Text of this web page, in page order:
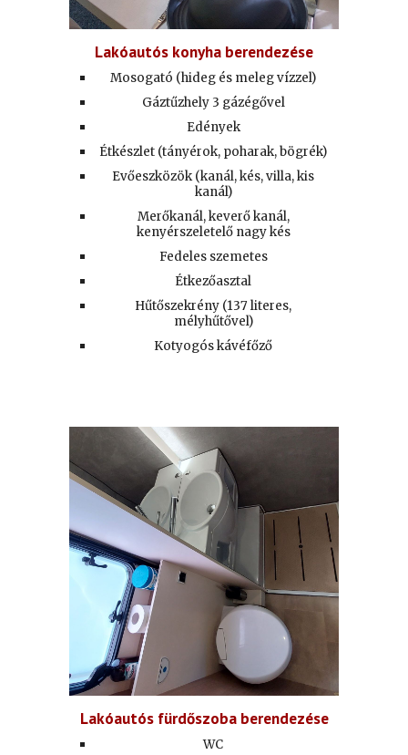
Lakóautós konyha berendezése
Mosogató (hideg és meleg vízzel)
Gáztűzhely 3 gázégővel
Edények
Étkészlet (tányérok, poharak, bögrék)
Evőeszközök (kanál, kés, villa, kis
kanál)
Merőkanál, keverő kanál,
kenyérszeletelő nagy kés
Fedeles szemetes
Étkezőasztal
Hűtőszekrény (137 literes,
mélyhűtővel)
Kotyogós kávéfőző
Lakóautós fürdőszoba berendezése
WC